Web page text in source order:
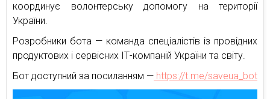
координує волонтерську допомогу на території
України.
Розробники бота — команда спеціалістів із провідних
продуктових і сервісних ІТ-компаній України та світу.
Бот доступний за посиланням — https://t.me/saveua_bot